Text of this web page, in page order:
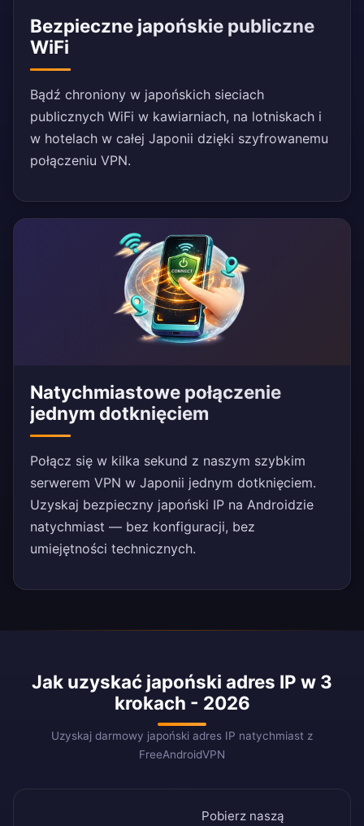
Bezpieczne japońskie publiczne
WiFi
Bądź chroniony w japońskich sieciach
publicznych WiFi w kawiarniach, na lotniskach i
w hotelach w całej Japonii dzięki szyfrowanemu
połączeniu VPN.
Natychmiastowe połączenie
jednym dotknięciem
Połącz się w kilka sekund z naszym szybkim
serwerem VPN w Japonii jednym dotknięciem.
Uzyskaj bezpieczny japoński IP na Androidzie
natychmiast — bez konfiguracji, bez
umiejętności technicznych.
Jak uzyskać japoński adres IP w 3
krokach - 2026
Uzyskaj darmowy japoński adres IP natychmiast z
FreeAndroidVPN
Pobierz naszą